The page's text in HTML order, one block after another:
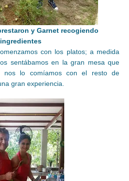
y Garnet recogiendo
ingredientes
con los platos; a medida
sentábamos en la gran mesa que
nos lo comíamos con el resto de
gran experiencia.